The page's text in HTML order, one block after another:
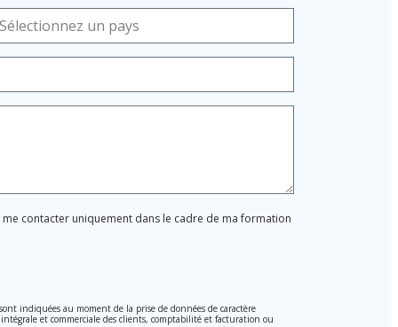
me contacter uniquement dans le cadre de ma formation
indiquées au moment de la prise de données de caractère
et commerciale des clients, comptabilité et facturation ou